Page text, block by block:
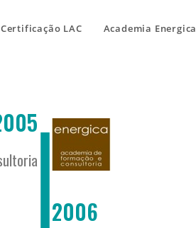
Certificação LAC Academia Energica
2006